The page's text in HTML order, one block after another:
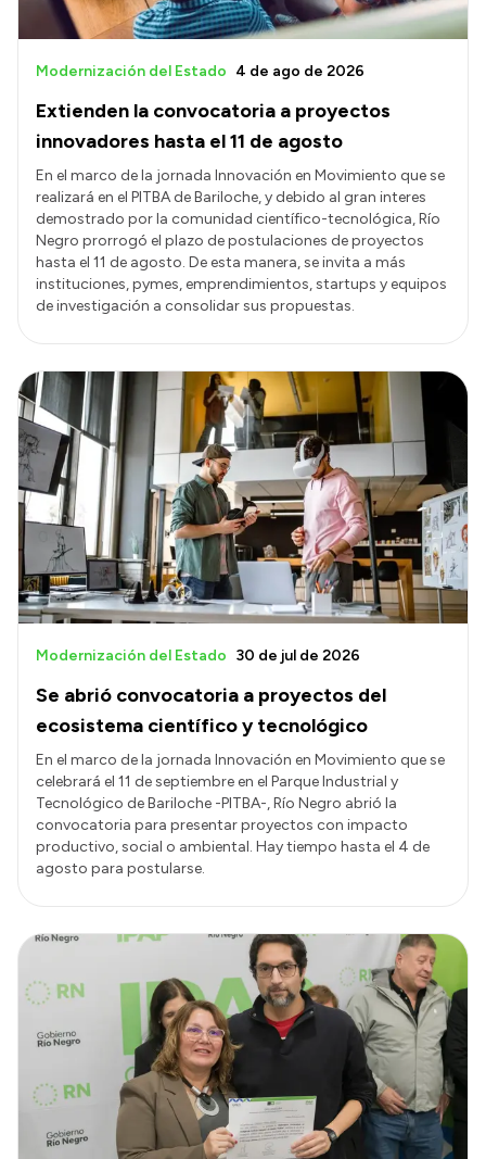
Boletín Oficial
Compras y licitaciones
Consulta de pago a proveedores
Convocatorias
Intranet
Login
Extienden la convocatoria a proyectos
innovadores hasta el 11 de agosto
Modernización del Estado 4 de ago de 2026
En el marco de la jornada Innovación en Movimiento que se
realizará en el PITBA de Bariloche, y debido al gran interes
demostrado por la comunidad científico-tecnológica, Río
Negro prorrogó el plazo de postulaciones de proyectos
hasta el 11 de agosto. De esta manera, se invita a más
instituciones, pymes, emprendimientos, startups y equipos
de investigación a consolidar sus propuestas.
Se abrió convocatoria a proyectos del
ecosistema científico y tecnológico
Modernización del Estado 30 de jul de 2026
En el marco de la jornada Innovación en Movimiento que se
celebrará el 11 de septiembre en el Parque Industrial y
Tecnológico de Bariloche -PITBA-, Río Negro abrió la
convocatoria para presentar proyectos con impacto
productivo, social o ambiental. Hay tiempo hasta el 4 de
agosto para postularse.